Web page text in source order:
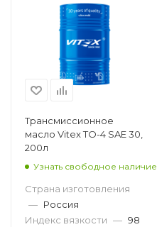
Трансмиссионное
масло Vitex TO-4 SAE 30,
200л
Узнать свободное наличие
Страна изготовления
— Россия
Индекс вязкости — 98